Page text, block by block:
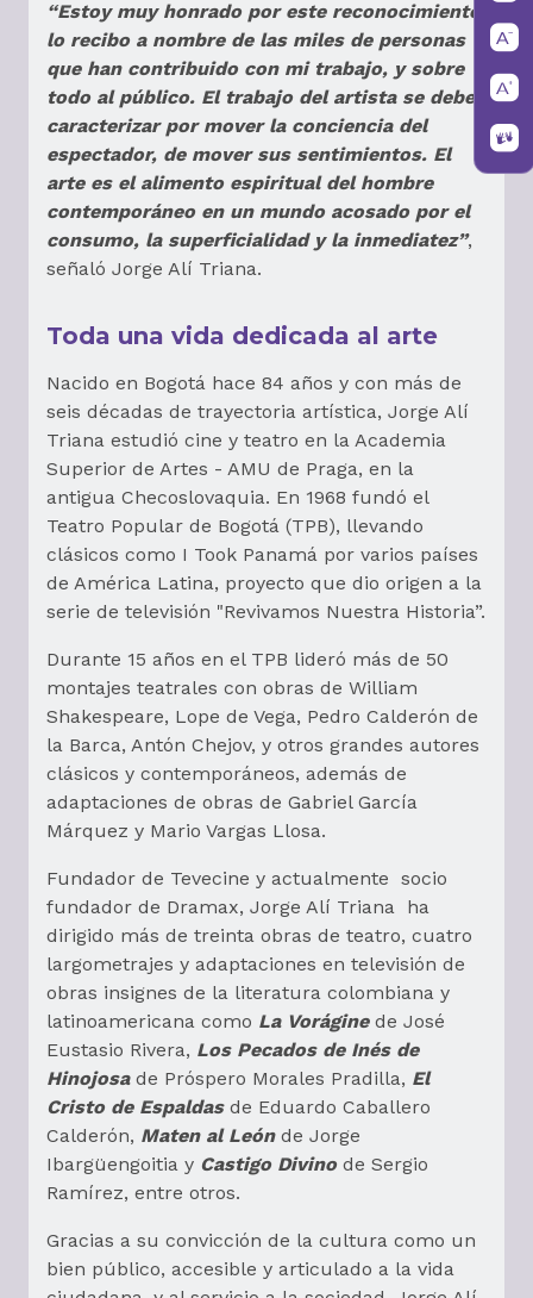
“Estoy muy honrado por este reconocimiento,
lo recibo a nombre de las miles de personas
que han contribuido con mi trabajo, y sobre
todo al público. El trabajo del artista se debe
caracterizar por mover la conciencia del
espectador, de mover sus sentimientos. El
arte es el alimento espiritual del hombre
contemporáneo en un mundo acosado por el
consumo, la superficialidad y la inmediatez”,
señaló Jorge Alí Triana.
Toda una vida dedicada al arte
Nacido en Bogotá hace 84 años y con más de
seis décadas de trayectoria artística, Jorge Alí
Triana estudió cine y teatro en la Academia
Superior de Artes - AMU de Praga, en la
antigua Checoslovaquia. En 1968 fundó el
Teatro Popular de Bogotá (TPB), llevando
clásicos como I Took Panamá por varios países
de América Latina, proyecto que dio origen a la
serie de televisión "Revivamos Nuestra Historia”.
Durante 15 años en el TPB lideró más de 50
montajes teatrales con obras de William
Shakespeare, Lope de Vega, Pedro Calderón de
la Barca, Antón Chejov, y otros grandes autores
clásicos y contemporáneos, además de
adaptaciones de obras de Gabriel García
Márquez y Mario Vargas Llosa.
Fundador de Tevecine y actualmente socio
fundador de Dramax, Jorge Alí Triana ha
dirigido más de treinta obras de teatro, cuatro
largometrajes y adaptaciones en televisión de
obras insignes de la literatura colombiana y
latinoamericana como La Voráginede José
Eustasio Rivera, Los Pecados de Inés de
Hinojosa de Próspero Morales Pradilla, El
Cristo de Espaldasde Eduardo Caballero
Calderón, Maten al Leónde Jorge
Ibargüengoitia y Castigo Divino de Sergio
Ramírez, entre otros.
Gracias a su convicción de la cultura como un
bien público, accesible y articulado a la vida